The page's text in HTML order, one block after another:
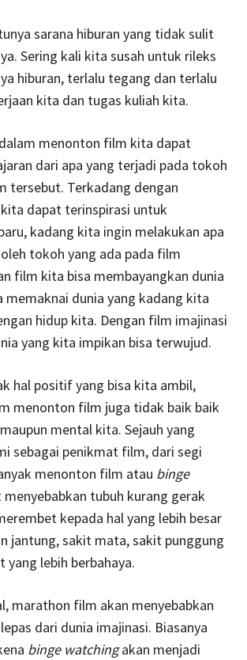
sarana hiburan yang tidak sulit
Sering kali kita susah untuk rileks
hiburan, terlalu tegang dan terlalu
kita dan tugas kuliah kita.
menonton film kita dapat
dari apa yang terjadi pada tokoh
tersebut. Terkadang dengan
dapat terinspirasi untuk
kadang kita ingin melakukan apa
tokoh yang ada pada film
film kita bisa membayangkan dunia
memaknai dunia yang kadang kita
hidup kita. Dengan film imajinasi
yang kita impikan bisa terwujud.
hal positif yang bisa kita ambil,
menonton film juga tidak baik baik
mental kita. Sejauh yang
sebagai penikmat film, dari segi
menonton film atau binge
tubuh kurang gerak
kepada hal yang lebih besar
jantung, sakit mata, sakit punggung
yang lebih berbahaya.
marathon film akan menyebabkan
dari dunia imajinasi. Biasanya
binge watchingakan menjadi